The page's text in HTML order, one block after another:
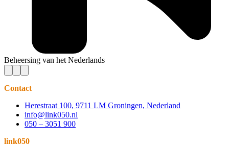
Beheersing van het Nederlands
Contact
Herestraat 100, 9711 LM Groningen, Nederland
info@link050.nl
050 – 3051 900
link050